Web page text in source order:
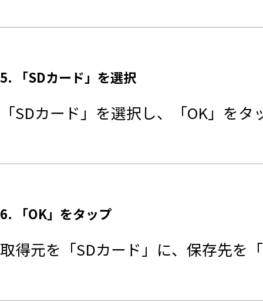
5. 「SDカード」を選択
「SDカード」を選択し、「OK」をタ
6. 「OK」をタップ
取得元を「SDカード」に、保存先を